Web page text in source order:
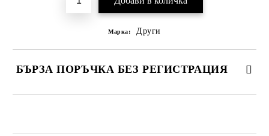
Марка: Други
БЪРЗА ПОРЪЧКА БЕЗ РЕГИСТРАЦИЯ